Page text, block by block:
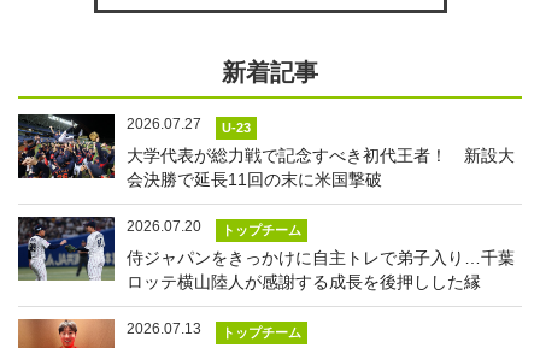
新着記事
2026.07.27 U-23
大学代表が総力戦で記念すべき初代王者！ 新設大
会決勝で延長11回の末に米国撃破
2026.07.20 トップチーム
侍ジャパンをきっかけに自主トレで弟子入り…千葉
ロッテ横山陸人が感謝する成長を後押しした縁
2026.07.13 トップチーム